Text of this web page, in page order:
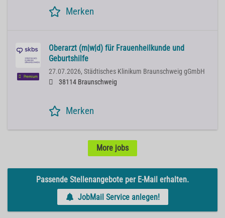
Merken
Premium
Oberarzt (m|w|d) für Frauenheilkunde und
Geburtshilfe
27.07.2026, Städtisches Klinikum Braunschweig gGmbH
38114 Braunschweig
Merken
More jobs
Passende Stellenangebote per E-Mail erhalten.
JobMail Service anlegen!